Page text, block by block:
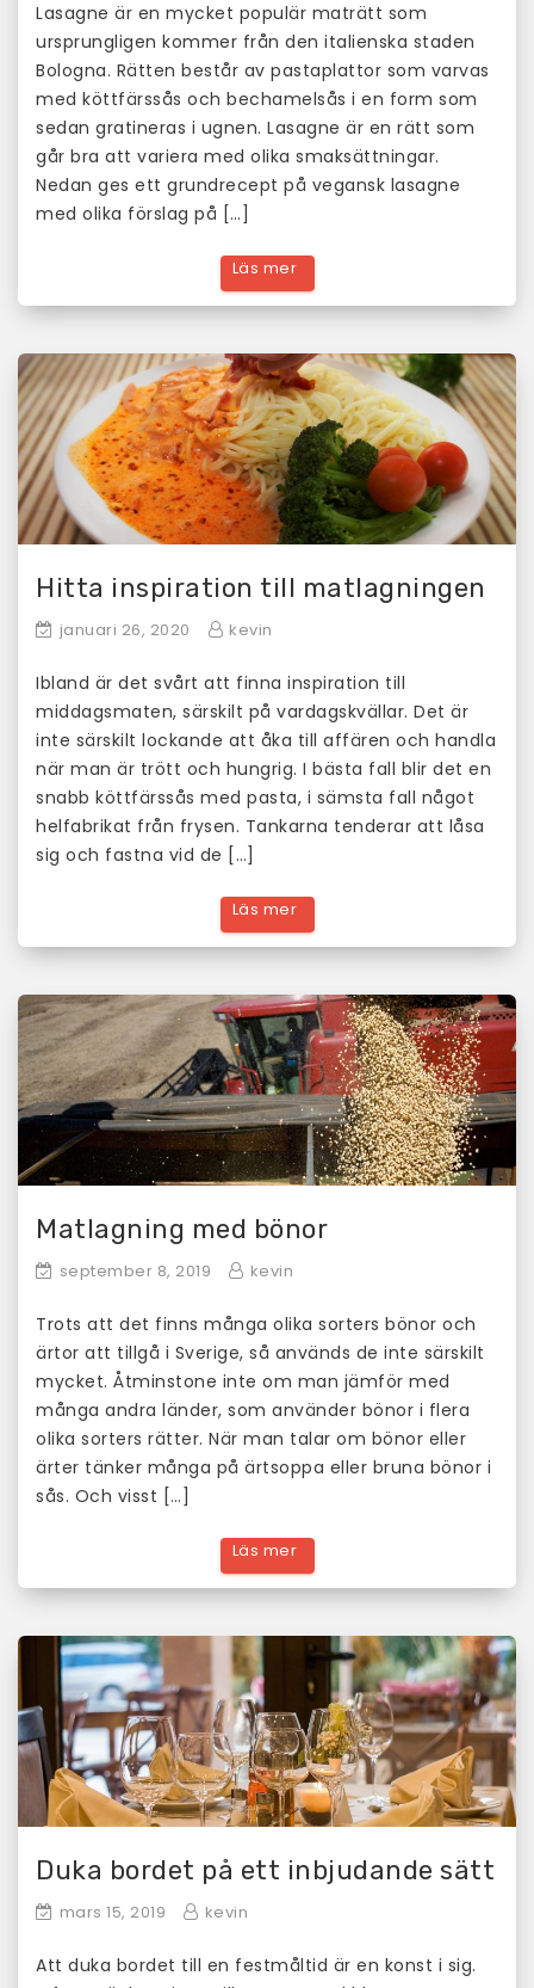
Lasagne är en mycket populär maträtt som
ursprungligen kommer från den italienska staden
Bologna. Rätten består av pastaplattor som varvas
med köttfärssås och bechamelsås i en form som
sedan gratineras i ugnen. Lasagne är en rätt som
går bra att variera med olika smaksättningar.
Nedan ges ett grundrecept på vegansk lasagne
med olika förslag på […]
Hitta inspiration till matlagningen
januari 26, 2020 kevin
Ibland är det svårt att finna inspiration till
middagsmaten, särskilt på vardagskvällar. Det är
inte särskilt lockande att åka till affären och handla
när man är trött och hungrig. I bästa fall blir det en
snabb köttfärssås med pasta, i sämsta fall något
helfabrikat från frysen. Tankarna tenderar att låsa
sig och fastna vid de […]
Matlagning med bönor
september 8, 2019 kevin
Trots att det finns många olika sorters bönor och
ärtor att tillgå i Sverige, så används de inte särskilt
mycket. Åtminstone inte om man jämför med
många andra länder, som använder bönor i flera
olika sorters rätter. När man talar om bönor eller
ärter tänker många på ärtsoppa eller bruna bönor i
sås. Och visst […]
Duka bordet på ett inbjudande sätt
mars 15, 2019 kevin
Att duka bordet till en festmåltid är en konst i sig.